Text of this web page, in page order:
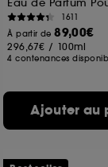
1611
À partir de89,00€
296,67€ / 100ml
4 contenances
Ajouter au